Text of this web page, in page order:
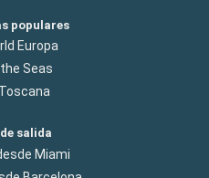
populares
Europa
Seas
salida
Miami